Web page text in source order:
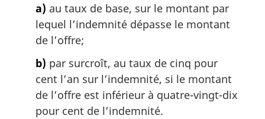
a) au taux de base, sur le montant par
lequel l’indemnité dépasse le montant
de l’offre;
b) par surcroît, au taux de cinq pour
cent l’an sur l’indemnité, si le montant
de l’offre est inférieur à quatre-vingt-dix
pour cent de l’indemnité.